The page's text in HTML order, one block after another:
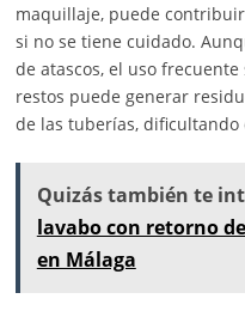
maquillaje, puede
si no se tiene cuidado.
de atascos, el uso
restos puede generar
de las tuberías,
Quizás también te
lavabo con retorno
en Málaga